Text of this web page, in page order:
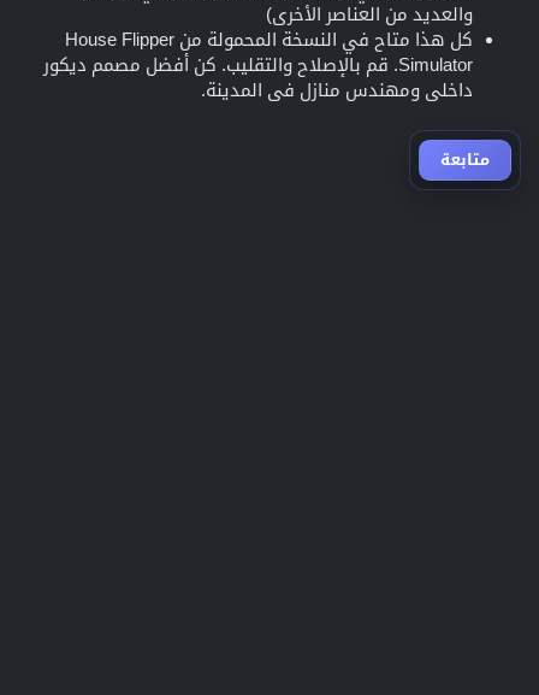
والعديد من العناصر الأخرى)
كل هذا متاح في النسخة المحمولة من House Flipper
Simulator. قم بالإصلاح والتقليب. كن أفضل مصمم ديكور
داخلي ومهندس منازل في المدينة.
متابعة